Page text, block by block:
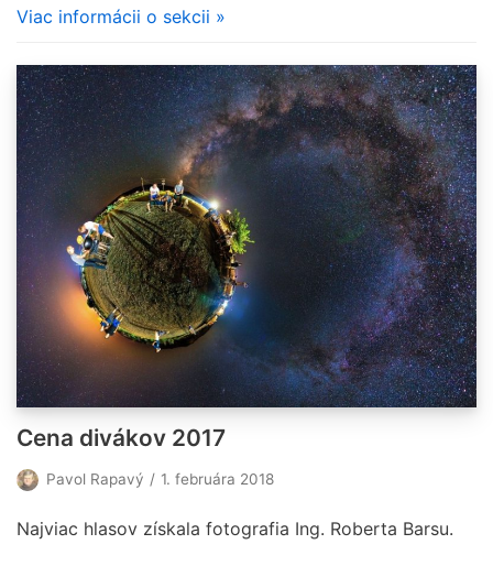
Viac informácii o sekcii »
Cena divákov 2017
Pavol Rapavý 1. februára 2018
Najviac hlasov získala fotografia Ing. Roberta Barsu.